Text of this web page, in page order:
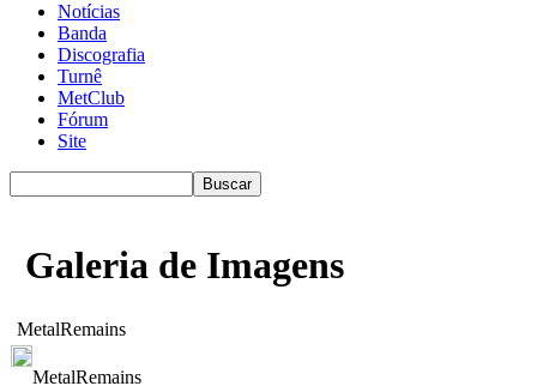
Notícias
Banda
Discografia
Turnê
MetClub
Fórum
Site
Galeria de Imagens
MetalRemains
MetalRemains